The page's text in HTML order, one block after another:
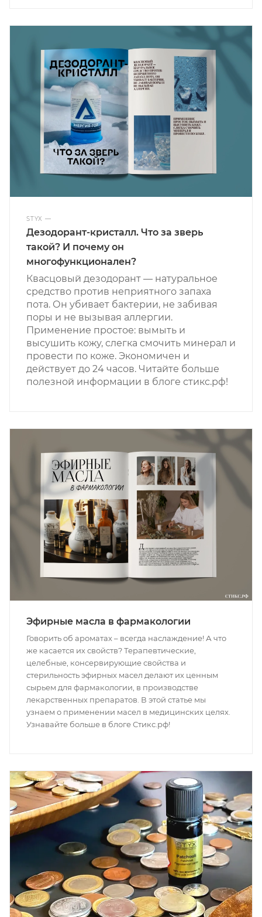
STYX —
Дезодорант-кристалл. Что за зверь
такой? И почему он
многофункционален?
Квасцовый дезодорант — натуральное
средство против неприятного запаха
пота. Он убивает бактерии, не забивая
поры и не вызывая аллергии.
Применение простое: вымыть и
высушить кожу, слегка смочить минерал и
провести по коже. Экономичен и
действует до 24 часов. Читайте больше
полезной информации в блоге стикс.рф!
Эфирные масла в фармакологии
Говорить об ароматах – всегда наслаждение! А что
же касается их свойств? Терапевтические,
целебные, консервирующие свойства и
стерильность эфирных масел делают их ценным
сырьем для фармакологии, в производстве
лекарственных препаратов. В этой статье мы
узнаем о применении масел в медицинских целях.
Узнавайте больше в блоге Стикс.рф!